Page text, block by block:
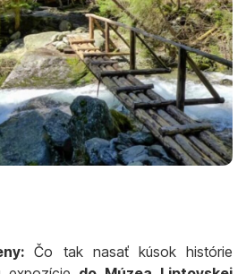
Čo tak nasať kúsok histórie